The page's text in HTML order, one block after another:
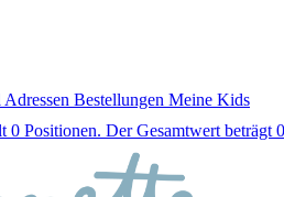
Adressen Bestellungen Meine Kids
0 Positionen. Der Gesamtwert beträgt